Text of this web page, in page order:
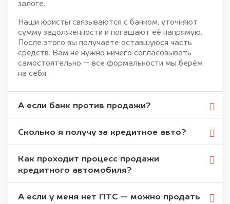
залоге.
Наши юристы связываются с банком, уточняют
сумму задолженности и погашают её напрямую.
После этого вы получаете оставшуюся часть
средств. Вам не нужно ничего согласовывать
самостоятельно — все формальности мы берём
на себя.
А если банк против продажи?
Сколько я получу за кредитное авто?
Как проходит процесс продажи
кредитного автомобиля?
А если у меня нет ПТС — можно продать